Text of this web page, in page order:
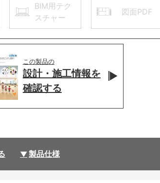
BIM用テク
スチャー
図面PDF
この製品の
設計・施工情報を
確認する
製品仕様